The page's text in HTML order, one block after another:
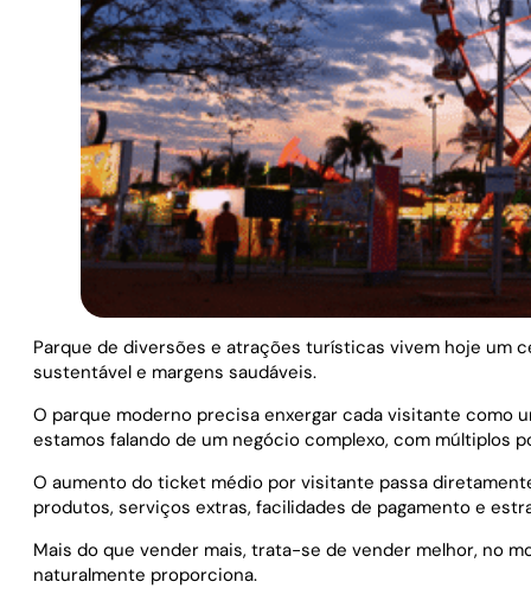
Parque de diversões e atrações turísticas vivem hoje um
sustentável e margens saudáveis.
O parque moderno precisa enxergar cada visitante como
estamos falando de um negócio complexo, com múltiplos
O aumento do ticket médio por visitante passa
produtos, serviços extras, facilidades de pagamento e
Mais do que vender mais, trata-se de vender melhor, no
naturalmente proporciona.